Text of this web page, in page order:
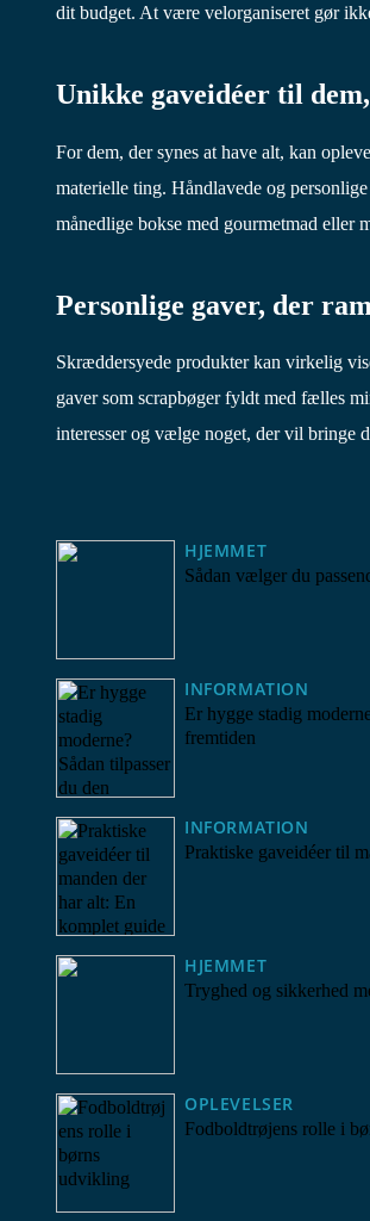
dit budget. At være velorganiseret gør
Unikke gaveidéer til
For dem, der synes at have alt, kan
materielle ting. Håndlavede og
månedlige bokse med gourmetmad eller
Personlige gaver, der
Skræddersyede produkter kan virkelig
gaver som scrapbøger fyldt med fælles
interesser og vælge noget, der vil bringe
HJEMMET
Sådan vælger du
INFORMATION
Er hygge stadig
fremtiden
INFORMATION
Praktiske gaveidéer til
HJEMMET
Tryghed og sikkerhed
OPLEVELSER
Fodboldtrøjens rolle i